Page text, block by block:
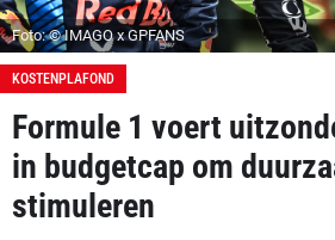
Foto: © IMAGO x GPFANS
KOSTENPLAFOND
Formule 1 voert
in budgetcap om
stimuleren